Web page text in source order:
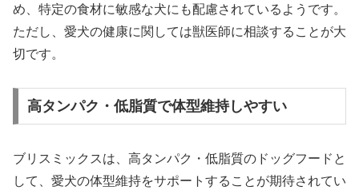
め、特定の食材に敏感な犬にも配慮されているようです。
ただし、愛犬の健康に関しては獣医師に相談することが大
切です。
高タンパク・低脂質で体型維持しやすい
ブリスミックスは、高タンパク・低脂質のドッグフードと
して、愛犬の体型維持をサポートすることが期待されてい